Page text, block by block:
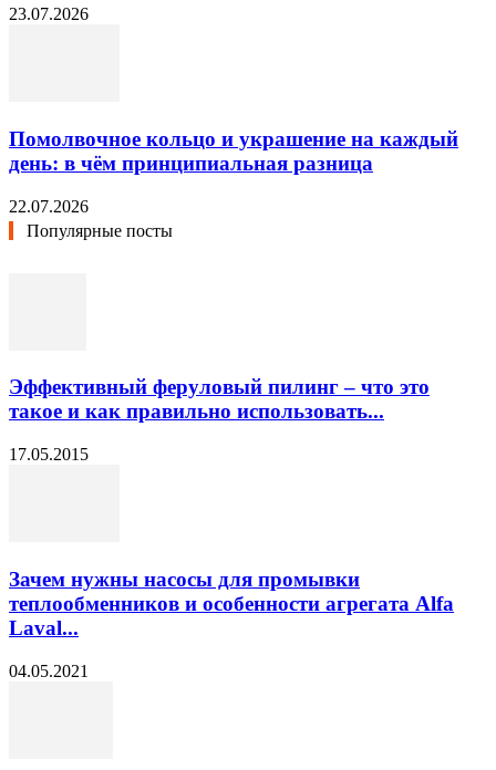
23.07.2026
Помолвочное кольцо и украшение на каждый
день: в чём принципиальная разница
22.07.2026
Популярные посты
Эффективный феруловый пилинг – что это
такое и как правильно использовать...
17.05.2015
Зачем нужны насосы для промывки
теплообменников и особенности агрегата Alfa
Laval...
04.05.2021